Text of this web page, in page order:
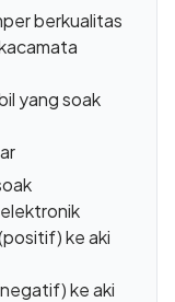
berkualitas
yang soak
ke aki
ke aki